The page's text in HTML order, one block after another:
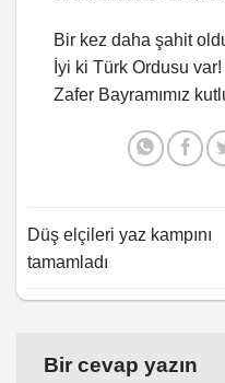
Bir kez daha şahit
İyi ki Türk Ordusu var!
Zafer Bayramımız
Düş elçileri yaz kampını
tamamladı
Bir cevap yazın